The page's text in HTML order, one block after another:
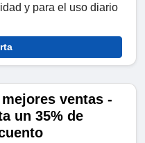
y para el uso diario
ventas -
un 35% de